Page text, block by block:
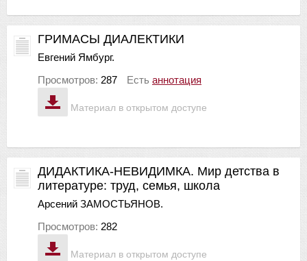
Материал в открытом доступе
ГРИМАСЫ ДИАЛЕКТИКИ
Евгений Ямбург.
Просмотров: 287 Есть аннотация
Материал в открытом доступе
ДИДАКТИКА-НЕВИДИМКА. Мир детства в
литературе: труд, семья, школа
Арсений ЗАМОСТЬЯНОВ.
Просмотров: 282